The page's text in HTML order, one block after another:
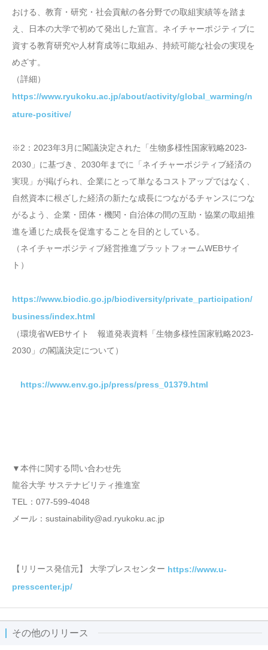
おける、教育・研究・社会貢献の各分野での取組実績等を踏ま
え、日本の大学で初めて発出した宣言。ネイチャーポジティブに
資する教育研究や人材育成等に取組み、持続可能な社会の実現を
めざす。
（詳細）
https://www.ryukoku.ac.jp/about/activity/global_warming/n
ature-positive/
※2：2023年3月に閣議決定された「生物多様性国家戦略2023-
2030」に基づき、2030年までに「ネイチャーポジティブ経済の
実現」が掲げられ、企業にとって単なるコストアップではなく、
自然資本に根ざした経済の新たな成長につながるチャンスにつな
がるよう、企業・団体・機関・自治体の間の互助・協業の取組推
進を通じた成長を促進することを目的としている。
（ネイチャーポジティブ経営推進プラットフォームWEBサイ
ト）
https://www.biodic.go.jp/biodiversity/private_participation/
business/index.html
（環境省WEBサイト 報道発表資料「生物多様性国家戦略2023-
2030」の閣議決定について）
https://www.env.go.jp/press/press_01379.html
▼本件に関する問い合わせ先
龍谷大学 サステナビリティ推進室
TEL：077-599-4048
メール：sustainability@ad.ryukoku.ac.jp
【リリース発信元】 大学プレスセンター https://www.u-
presscenter.jp/
その他のリリース